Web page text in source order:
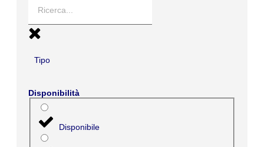
Tipo
Disponibilità
Disponibile